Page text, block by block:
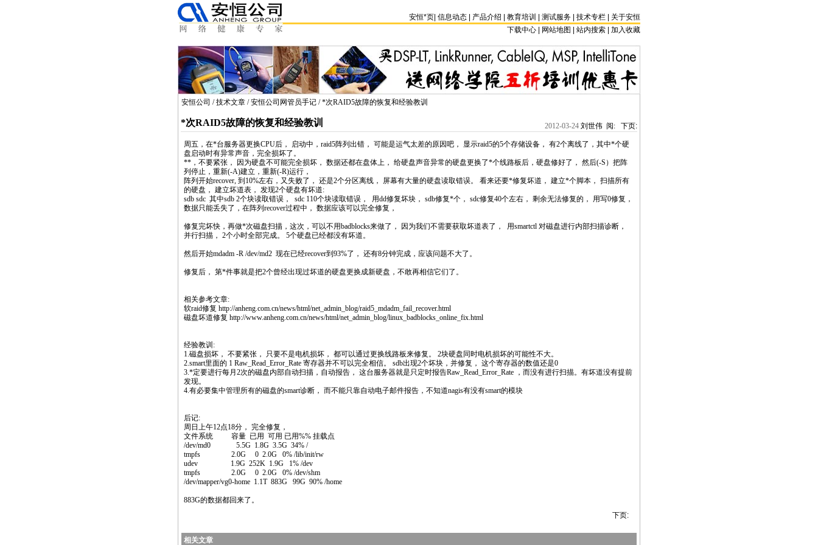
安恒*页 信息动态 产品介绍 教育培训 测试服务 技术专栏
关于安恒
下载中心 | 网站地图 | 站内搜索 加入收藏
安恒公司 /技术文章 /安恒公司网管员手记 /*次RAID5故障的恢复和经验教训
2012-03-24 刘世伟 阅: 下页:
*次RAID5故障的恢复和经验教训
周五，在*台服务器更换CPU后， 启动中， raid5阵列出错， 可能是运气太差的原因吧， 显示raid5的5个存储设备， 有2个离线了，其中*个硬
盘启动时有异常声音，完全损坏了。
** ，不要紧张， 因为硬盘不可能完全损坏， 数据还都在盘体上， 给硬盘声音异常的硬盘更换了*个线路板后，硬盘修好了， 然后(-S）把阵
列停止，重新(-A)建立，重新(-R)运行，
阵列开始recover, 到10%左右，又失败了， 还是2个分区离线， 屏幕有大量的硬盘读取错误。 看来还要*修复坏道， 建立*个脚本， 扫描所有
的硬盘， 建立坏道表， 发现2个硬盘有坏道:
sdb sdc 其中sdb 2个块读取错误， sdc 110个块读取错误， 用dd修复坏块， sdb修复*个， sdc修复40个左右， 剩余无法修复的， 用写0修复，
数据只能丢失了，在阵列recover过程中， 数据应该可以完全修复，
修复完坏快，再做*次磁盘扫描，这次，可以不用badblocks来做了， 因为我们不需要获取坏道表了， 用smartctl 对磁盘进行内部扫描诊断，
并行扫描， 2个小时全部完成。 5个硬盘已经都没有坏道。
然后开始mdadm -R /dev/md2 现在已经recover到93%了， 还有8分钟完成，应该问题不大了。
修复后， 第*件事就是把2个曾经出现过坏道的硬盘更换成新硬盘，不敢再相信它们了。
相关参考文章:
软raid修复 http://anheng.com.cn/news/html/net_admin_blog/raid5 mdadm _fail_recover.html
磁盘坏道修复 http://www.anheng.com.cn/news/html/net_admin_blog/linux _badblocks_online_fix.html
经验教训:
1.磁盘损坏， 不要紧张， 只要不是电机损坏， 都可以通过更换线路板来修复。 2块硬盘同时电机损坏的可能性不大。
2.smart里面的 1 Raw_Read_Error_Rate 寄存器并不可以完全相信。 sdb出现2个坏块，并修复， 这个寄存器的数值还是0
3.*定要进行每月2次的磁盘内部自动扫描，自动报告， 这台服务器就是只定时报告Raw_Read_Error_Rate ，而没有进行扫描。有坏道没有提前
发现。
4.有必要集中管理所有的磁盘的smart诊断， 而不能只靠自动电子邮件报告，不知道nagis有没有smart的模块
后记:
周日上午12点18分， 完全修复，
文件系统 容量 已用 可用 已用%% 挂载点
/dev/md0 5.5G 1.8G 3.5G 34% /
tmpfs 2.0G 0 2.0G 0% /lib/init/rw
udev 1.9G 252K 1.9G 1% /dev
tmpfs 2.0G 0 2.0G 0% /dev/shm
/dev/mapper/vg0-home 1.1T 883G 99G 90% /home
883G的数据都回来了。
下页:
相关文章